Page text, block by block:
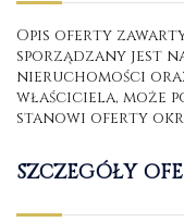
Opis oferty
sporządzany jest
nieruchomości
właściciela, może
stanowi oferty
SZCZEGÓŁY